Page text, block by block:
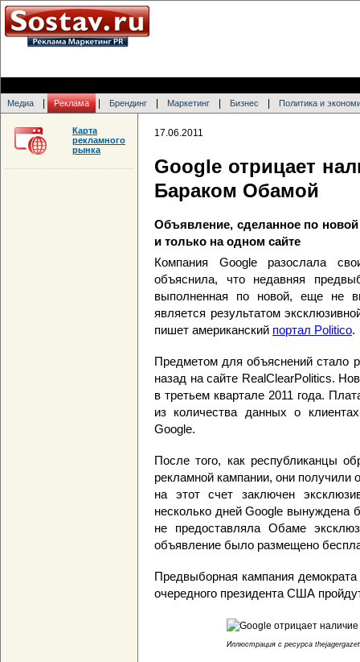
Медиа Реклама Брендинг Маркетинг Бизнес Политика и
17.06.2011
Google отрицает
Бараком Обамой
Объявление, сделанное по
и только на одном сайте
Компания Google разослала
объяснила, что недавняя
выполненная по новой, еще не
является результатом
пишет американский портал Politico.
Предметом для объяснений стало
назад на сайте RealClearPolitics.
в третьем квартале 2011 года.
из количества данных о
Google.
После того, как республиканцы
рекламной кампании, они получили
на этот счет заключен
несколько дней Google вынуждена
не предоставляла Обаме
объявление было размещено
Предвыборная кампания
очередного президента США
Иллюстрация с ресурса
Карта
рекламного
рынка